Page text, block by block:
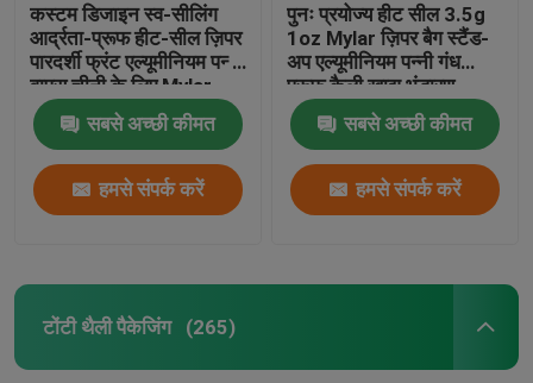
कस्टम डिजाइन स्व-सीलिंग
आर्द्रता-प्रूफ हीट-सील ज़िपर
पारदर्शी फ्रंट एल्यूमीनियम पन्नी
वापस चीनी के लिए Mylar
प्लास्टिक बैग
सबसे अच्छी कीमत
हमसे संपर्क करें
पुनः प्रयोज्य हीट सील 3.5g
1oz Mylar ज़िपर बैग स्टैंड-
अप एल्यूमीनियम पन्नी गंध
प्रूफ कैली खाद्य भंडारण
Mylar बैग कस्टम मुद्रित
सबसे अच्छी कीमत
हमसे संपर्क करें
टोंटी थैली पैकेजिंग (265)